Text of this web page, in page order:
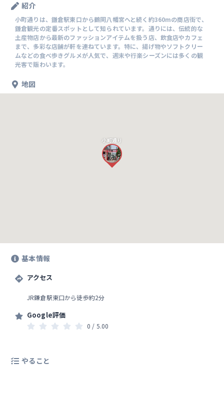
紹介
小町通りは、鎌倉駅東口から鶴岡八幡宮へと続く約360mの商店街で、
鎌倉観光の定番スポットとして知られています。通りには、伝統的な
土産物店から最新のファッションアイテムを扱う店、飲食店やカフェ
まで、多彩な店舗が軒を連ねています。特に、揚げ物やソフトクリー
ムなどの食べ歩きグルメが人気で、週末や行楽シーズンには多くの観
光客で賑わいます。
地図
小町通り
基本情報
アクセス
JR鎌倉駅東口から徒歩約2分
Google評価
0 / 5.00
やること